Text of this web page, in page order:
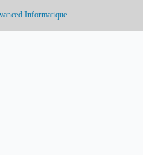
Informatique